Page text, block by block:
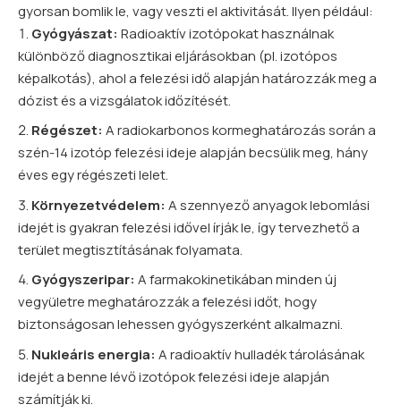
gyorsan bomlik le, vagy veszti el aktivitását. Ilyen például:
Gyógyászat: Radioaktív izotópokat használnak
különböző diagnosztikai eljárásokban (pl. izotópos
képalkotás), ahol a felezési idő alapján határozzák meg a
dózist és a vizsgálatok időzítését.
Régészet: A radiokarbonos kormeghatározás során a
szén-14 izotóp felezési ideje alapján becsülik meg, hány
éves egy régészeti lelet.
Környezetvédelem: A szennyező anyagok lebomlási
idejét is gyakran felezési idővel írják le, így tervezhető a
terület megtisztításának folyamata.
Gyógyszeripar: A farmakokinetikában minden új
vegyületre meghatározzák a felezési időt, hogy
biztonságosan lehessen gyógyszerként alkalmazni.
Nukleáris energia: A radioaktív hulladék tárolásának
idejét a benne lévő izotópok felezési ideje alapján
számítják ki.